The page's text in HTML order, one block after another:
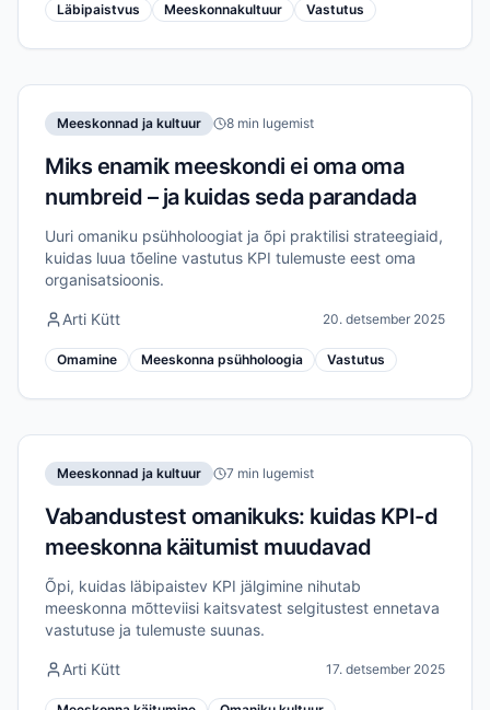
Läbipaistvus Meeskonnakultuur Vastutus
Meeskonnad ja kultuur 8 min lugemist
Miks enamik meeskondi ei oma oma
numbreid – ja kuidas seda parandada
Uuri omaniku psühholoogiat ja õpi praktilisi strateegiaid,
kuidas luua tõeline vastutus KPI tulemuste eest oma
organisatsioonis.
Arti Kütt 20. detsember 2025
Omamine Meeskonna psühholoogia Vastutus
Meeskonnad ja kultuur 7 min lugemist
Vabandustest omanikuks: kuidas KPI-d
meeskonna käitumist muudavad
Õpi, kuidas läbipaistev KPI jälgimine nihutab
meeskonna mõtteviisi kaitsvatest selgitustest ennetava
vastutuse ja tulemuste suunas.
Arti Kütt 17. detsember 2025